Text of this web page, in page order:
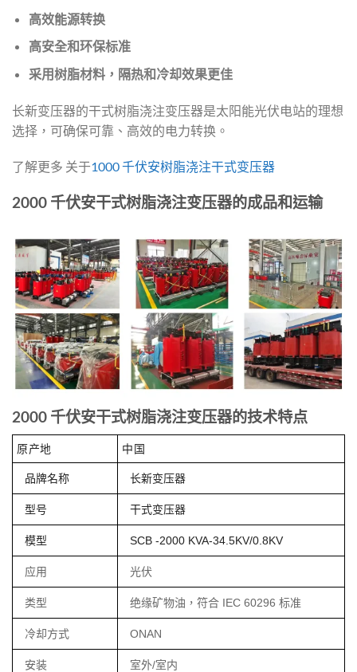
高效能源转换
高安全和环保标准
采用树脂材料，隔热和冷却效果更佳
长新变压器的干式树脂浇注变压器是太阳能光伏电站的理想
选择，可确保可靠、高效的电力转换。
了解更多 关于1000 千伏安树脂浇注干式变压器
2000 千伏安干式树脂浇注变压器的成品和运输
2000 千伏安干式树脂浇注变压器的技术特点
原产地 中国
品牌名称 长新变压器
型号 干式变压器
模型 SCB -2000 KVA-34.5KV/0.8KV
应用 光伏
类型 绝缘矿物油，符合 IEC 60296 标准
冷却方式 ONAN
安装 室外/室内